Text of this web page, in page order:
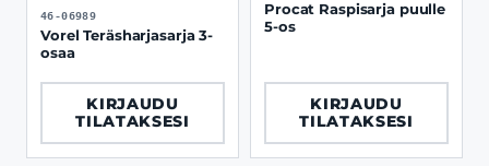
46-06989
Vorel Teräsharjasarja 3-
osaa
KIRJAUDU
TILATAKSESI
Procat Raspisarja puulle
5-os
KIRJAUDU
TILATAKSESI